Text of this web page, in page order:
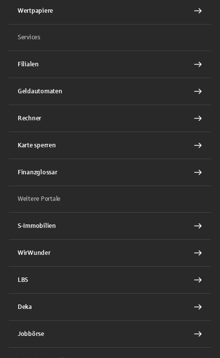
Wertpapiere
Services
Filialen
Geldautomaten
Rechner
Karte sperren
Finanzglossar
Weitere Portale
S-Immobilien
WirWunder
LBS
Deka
Jobbörse